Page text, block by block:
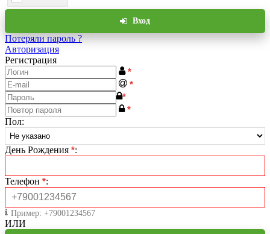
Вход
Потеряли пароль ?
Авторизация
Регистрация
*
*
*
*
Пол:
День Рождения *:
Телефон *:
Пример: +79001234567
ИЛИ